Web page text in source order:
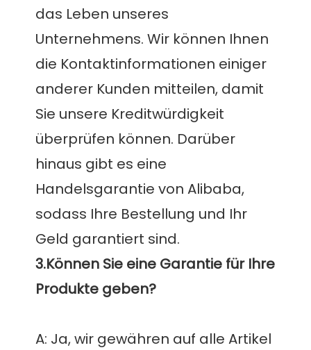
das Leben unseres
Unternehmens. Wir können Ihnen
die Kontaktinformationen einiger
anderer Kunden mitteilen, damit
Sie unsere Kreditwürdigkeit
überprüfen können. Darüber
hinaus gibt es eine
Handelsgarantie von Alibaba,
sodass Ihre Bestellung und Ihr
3.Können Sie eine Garantie für Ihre
A: Ja, wir gewähren auf alle Artikel